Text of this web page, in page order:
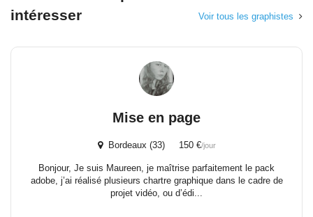
intéresser
Voir tous les graphistes
Mise en page
Bordeaux (33) 150 €/jour
Bonjour, Je suis Maureen, je maîtrise parfaitement le pack
adobe, j’ai réalisé plusieurs chartre graphique dans le cadre de
projet vidéo, ou d’édi...